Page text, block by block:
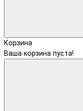
Корзина
Ваша корзина пуста!